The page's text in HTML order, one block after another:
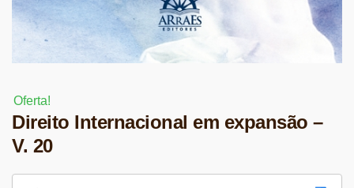
Oferta!
Direito Internacional em expansão –
V. 20